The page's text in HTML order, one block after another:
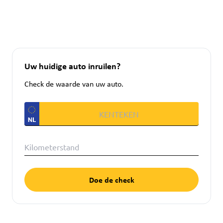
Uw huidige auto inruilen?
Check de waarde van uw auto.
Doe de check